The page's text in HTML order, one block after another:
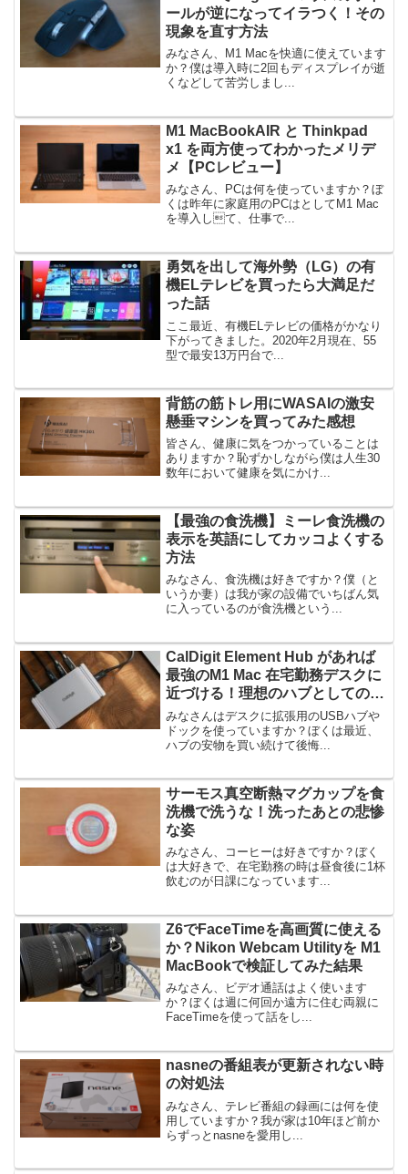
ールが逆になってイラつく！その
現象を直す方法
みなさん、M1 Macを快適に使えています
か？僕は導入時に2回もディスプレイが逝
くなどして苦労しまし...
M1 MacBookAIR と Thinkpad
x1 を両方使ってわかったメリデ
メ【PCレビュー】
みなさん、PCは何を使っていますか？ぼ
くは昨年に家庭用のPCはとしてM1 Mac
を導入して、仕事で...
勇気を出して海外勢（LG）の有
機ELテレビを買ったら大満足だ
った話
ここ最近、有機ELテレビの価格がかなり
下がってきました。2020年2月現在、55
型で最安13万円台で...
背筋の筋トレ用にWASAIの激安
懸垂マシンを買ってみた感想
皆さん、健康に気をつかっていることは
ありますか？恥ずかしながら僕は人生30
数年において健康を気にかけ...
【最強の食洗機】ミーレ食洗機の
表示を英語にしてカッコよくする
方法
みなさん、食洗機は好きですか？僕（と
いうか妻）は我が家の設備でいちばん気
に入っているのが食洗機という...
CalDigit Element Hub があれば
最強のM1 Mac 在宅勤務デスクに
近づける！理想のハブとしての３
つのポイント
みなさんはデスクに拡張用のUSBハブや
ドックを使っていますか？ぼくは最近、
ハブの安物を買い続けて後悔...
サーモス真空断熱マグカップを食
洗機で洗うな！洗ったあとの悲惨
な姿
みなさん、コーヒーは好きですか？ぼく
は大好きで、在宅勤務の時は昼食後に1杯
飲むのが日課になっています...
Z6でFaceTimeを高画質に使える
か？Nikon Webcam Utilityを M1
MacBookで検証してみた結果
みなさん、ビデオ通話はよく使います
か？ぼくは週に何回か遠方に住む両親に
FaceTimeを使って話をし...
nasneの番組表が更新されない時
の対処法
みなさん、テレビ番組の録画には何を使
用していますか？我が家は10年ほど前か
らずっとnasneを愛用し...